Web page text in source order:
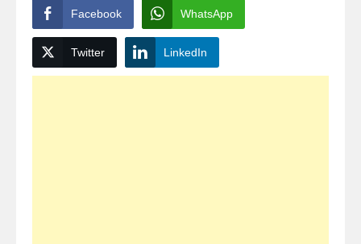
Facebook WhatsApp
Twitter LinkedIn